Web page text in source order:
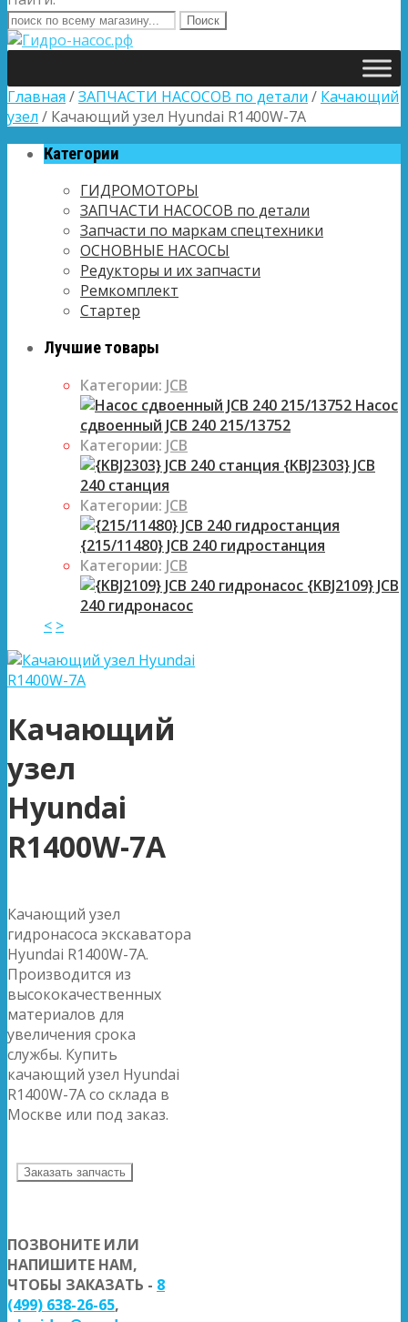
Главная /ЗАПЧАСТИ НАСОСОВ по детали / Качающий
узел / Качающий узел Hyundai R1400W-7A
Категории
ГИДРОМОТОРЫ
ЗАПЧАСТИ НАСОСОВ по детали
Запчасти по маркам спецтехники
ОСНОВНЫЕ НАСОСЫ
Редукторы и их запчасти
Ремкомплект
Стартер
Лучшие товары
Категории: JCB
Насос
сдвоенный JCB 240 215/13752
Категории: JCB
{KBJ2303} JCB
240 станция
Категории: JCB
{215/11480} JCB 240 гидростанция
Категории: JCB
{KBJ2109} JCB
240 гидронасос
< >
Качающий
узел
Hyundai
R1400W-7A
Качающий узел
гидронасоса экскаватора
Hyundai R1400W-7A.
Производится из
высококачественных
материалов для
увеличения срока
службы. Купить
качающий узел Hyundai
R1400W-7A со склада в
Москве или под заказ.
Заказать запчасть
ПОЗВОНИТЕ ИЛИ
НАПИШИТЕ НАМ,
ЧТОБЫ ЗАКАЗАТЬ - 8
(499) 638-26-65,